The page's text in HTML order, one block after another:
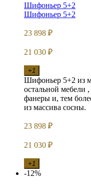
Шифоньер 5+2
Шифоньер 5+2
23 898 ₽
21 030 ₽
+1
Шифоньер 5+2 из
остальной мебели
фанеры и, тем
из массива сосны.
23 898 ₽
21 030 ₽
+1
-12%